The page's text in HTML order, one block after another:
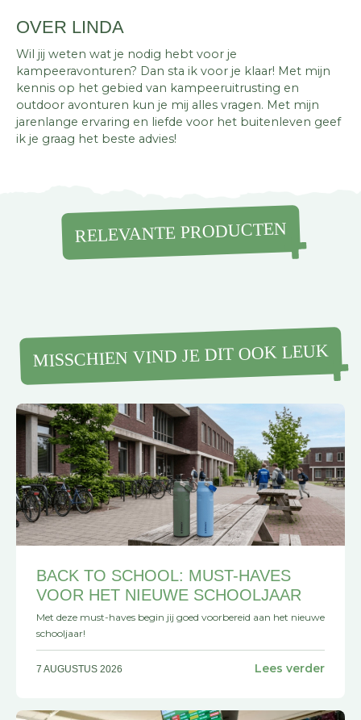
OVER LINDA
Wil jij weten wat je nodig hebt voor je
kampeeravonturen? Dan sta ik voor je klaar! Met mijn
kennis op het gebied van kampeeruitrusting en
outdoor avonturen kun je mij alles vragen. Met mijn
jarenlange ervaring en liefde voor het buitenleven geef
ik je graag het beste advies!
RELEVANTE PRODUCTEN
MISSCHIEN VIND JE DIT OOK LEUK
BACK TO SCHOOL: MUST-HAVES
VOOR HET NIEUWE SCHOOLJAAR
Met deze must-haves begin jij goed voorbereid aan het nieuwe
schooljaar!
7 AUGUSTUS 2026 Lees verder